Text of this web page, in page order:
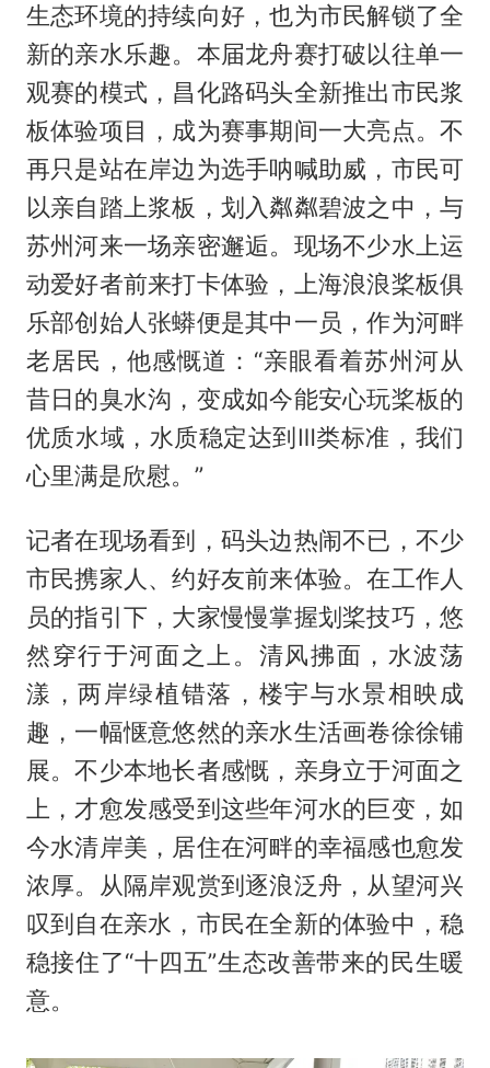
生态环境的持续向好，也为市民解锁了全
新的亲水乐趣。本届龙舟赛打破以往单一
观赛的模式，昌化路码头全新推出市民浆
板体验项目，成为赛事期间一大亮点。不
再只是站在岸边为选手呐喊助威，市民可
以亲自踏上浆板，划入粼粼碧波之中，与
苏州河来一场亲密邂逅。现场不少水上运
动爱好者前来打卡体验，上海浪浪桨板俱
乐部创始人张蟒便是其中一员，作为河畔
老居民，他感慨道：“亲眼看着苏州河从
昔日的臭水沟，变成如今能安心玩桨板的
优质水域，水质稳定达到Ⅲ类标准，我们
心里满是欣慰。”
记者在现场看到，码头边热闹不已，不少
市民携家人、约好友前来体验。在工作人
员的指引下，大家慢慢掌握划桨技巧，悠
然穿行于河面之上。清风拂面，水波荡
漾，两岸绿植错落，楼宇与水景相映成
趣，一幅惬意悠然的亲水生活画卷徐徐铺
展。不少本地长者感慨，亲身立于河面之
上，才愈发感受到这些年河水的巨变，如
今水清岸美，居住在河畔的幸福感也愈发
浓厚。从隔岸观赏到逐浪泛舟，从望河兴
叹到自在亲水，市民在全新的体验中，稳
稳接住了“十四五”生态改善带来的民生暖
意。